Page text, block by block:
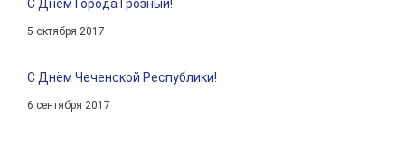
С Днём Города Грозный!
5 октября 2017
С Днём Чеченской Республики!
6 сентября 2017